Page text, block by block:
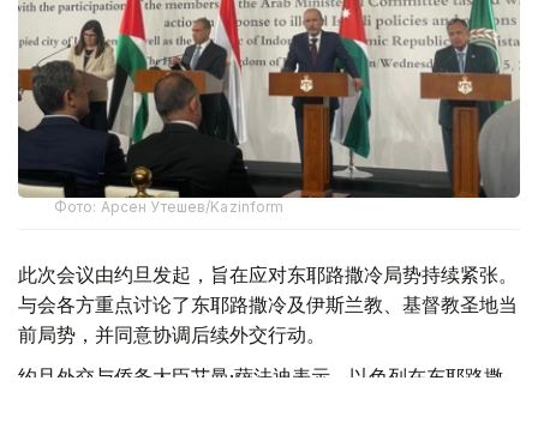
Фото: Арсен Утешев/Kazinform
此次会议由约旦发起，旨在应对东耶路撒冷局势持续紧张。
与会各方重点讨论了东耶路撒冷及伊斯兰教、基督教圣地当
前局势，并同意协调后续外交行动。
约旦外交与侨务大臣艾曼·萨法迪表示，以色列在东耶路撒